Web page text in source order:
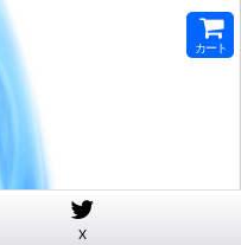
カート
X